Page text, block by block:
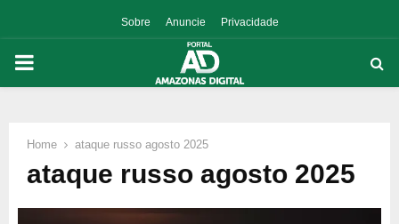
Sobre Anuncie Privacidade
PRIMARY
Home ataque russo agosto 2025
ataque russo agosto 2025